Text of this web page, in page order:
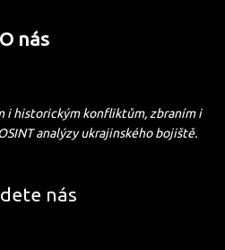
O nás
i historickým konfliktům, zbraním i
analýzy ukrajinského bojiště.
nás